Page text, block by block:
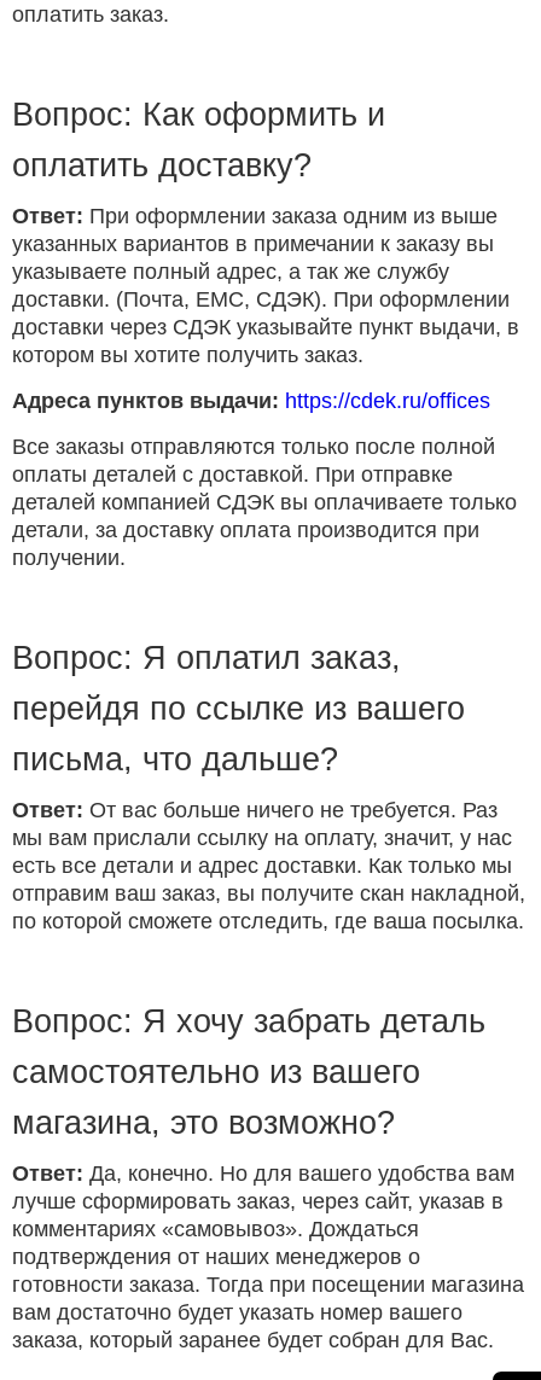
оплатить заказ.
Вопрос: Как оформить и
оплатить доставку?
Ответ: При оформлении заказа одним из выше
указанных вариантов в примечании к заказу вы
указываете полный адрес, а так же службу
доставки. (Почта, ЕМС, СДЭК). При оформлении
доставки через СДЭК указывайте пункт выдачи, в
котором вы хотите получить заказ.
Адреса пунктов выдачи: https://cdek.ru/offices
Все заказы отправляются только после полной
оплаты деталей с доставкой. При отправке
деталей компанией СДЭК вы оплачиваете только
детали, за доставку оплата производится при
получении.
Вопрос: Я оплатил заказ,
перейдя по ссылке из вашего
письма, что дальше?
Ответ: От вас больше ничего не требуется. Раз
мы вам прислали ссылку на оплату, значит, у нас
есть все детали и адрес доставки. Как только мы
отправим ваш заказ, вы получите скан накладной,
по которой сможете отследить, где ваша посылка.
Вопрос: Я хочу забрать деталь
самостоятельно из вашего
магазина, это возможно?
Ответ: Да, конечно. Но для вашего удобства вам
лучше сформировать заказ, через сайт, указав в
комментариях «самовывоз». Дождаться
подтверждения от наших менеджеров о
готовности заказа. Тогда при посещении магазина
вам достаточно будет указать номер вашего
заказа, который заранее будет собран для Вас.